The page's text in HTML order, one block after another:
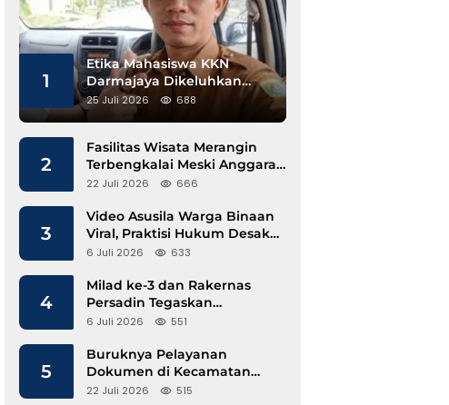
1
Etika Mahasiswa KKN
Darmajaya Dikeluhkan
Kepala Pekon Sinar Jawa
25 Juli 2026 688
2
Fasilitas Wisata Merangin
Terbengkalai Meski Anggaran
Perawatan Terus Mengalir
22 Juli 2026 666
3
Video Asusila Warga Binaan
Viral, Praktisi Hukum Desak
Evaluasi Lapas Tanjung Raja
6 Juli 2026 633
4
Milad ke-3 dan Rakernas
Persadin Tegaskan
Komitmen Transformasi
Digital
6 Juli 2026 551
5
Buruknya Pelayanan
Dokumen di Kecamatan
Pangkalan Susu, Kinerja
22 Juli 2026 515